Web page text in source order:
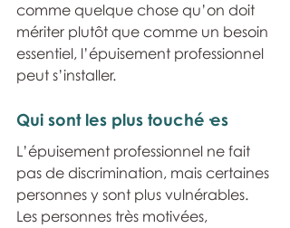
comme quelque chose qu’on doit
mériter plutôt que comme un besoin
essentiel, l’épuisement professionnel
peut s’installer.
Qui sont les plus touché·es
L’épuisement professionnel ne fait
pas de discrimination, mais certaines
personnes y sont plus vulnérables.
Les personnes très motivées,